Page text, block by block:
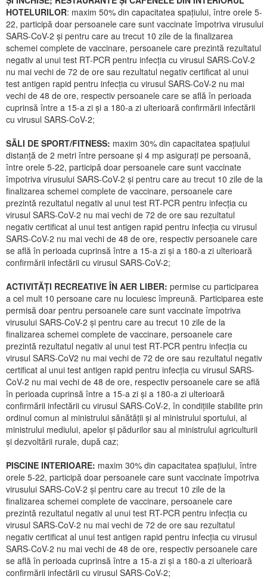
HOTELURILOR: maxim 50% din capacitatea spațiului, între orele 5-
22, participă doar persoanele care sunt vaccinate împotriva virusului
SARS-CoV-2 și pentru care au trecut 10 zile de la finalizarea
schemei complete de vaccinare, persoanele care prezintă rezultatul
negativ al unui test RT-PCR pentru infecția cu virusul SARS-CoV-2
nu mai vechi de 72 de ore sau rezultatul negativ certificat al unui
test antigen rapid pentru infecția cu virusul SARS-CoV-2 nu mai
vechi de 48 de ore, respectiv persoanele care se află în perioada
cuprinsă între a 15-a zi și a 180-a zi ulterioară confirmării infectării
cu virusul SARS-CoV-2;
SĂLI DE SPORT/FITNESS: maxim 30% din capacitatea spațiului
distanță de 2 metri între persoane și 4 mp asigurați pe persoană,
între orele 5-22, participă doar persoanele care sunt vaccinate
împotriva virusului SARS-CoV-2 și pentru care au trecut 10 zile de la
finalizarea schemei complete de vaccinare, persoanele care
prezintă rezultatul negativ al unui test RT-PCR pentru infecția cu
virusul SARS-CoV-2 nu mai vechi de 72 de ore sau rezultatul
negativ certificat al unui test antigen rapid pentru infecția cu virusul
SARS-CoV-2 nu mai vechi de 48 de ore, respectiv persoanele care
se află în perioada cuprinsă între a 15-a zi și a 180-a zi ulterioară
confirmării infectării cu virusul SARS-CoV-2;
ACTIVITĂȚI RECREATIVE ÎN AER LIBER: permise cu participarea
a cel mult 10 persoane care nu locuiesc împreună. Participarea este
permisă doar pentru persoanele care sunt vaccinate împotriva
virusului SARS-CoV-2 și pentru care au trecut 10 zile de la
finalizarea schemei complete de vaccinare, persoanele care
prezintă rezultatul negativ al unui test RT-PCR pentru infecția cu
virusul SARS-CoV2 nu mai vechi de 72 de ore sau rezultatul negativ
certificat al unui test antigen rapid pentru infecția cu virusul SARS-
CoV-2 nu mai vechi de 48 de ore, respectiv persoanele care se află
în perioada cuprinsă între a 15-a zi și a 180-a zi ulterioară
confirmării infectării cu virusul SARS-CoV-2, în condițiile stabilite prin
ordinul comun al ministrului sănătății și al ministrului sportului, al
ministrului mediului, apelor și pădurilor sau al ministrului agriculturii
și dezvoltării rurale, după caz;
PISCINE INTERIOARE: maxim 30% din capacitatea spațiului, între
orele 5-22, participă doar persoanele care sunt vaccinate împotriva
virusului SARS-CoV-2 și pentru care au trecut 10 zile de la
finalizarea schemei complete de vaccinare, persoanele care
prezintă rezultatul negativ al unui test RT-PCR pentru infecția cu
virusul SARS-CoV-2 nu mai vechi de 72 de ore sau rezultatul
negativ certificat al unui test antigen rapid pentru infecția cu virusul
SARS-CoV-2 nu mai vechi de 48 de ore, respectiv persoanele care
se află în perioada cuprinsă între a 15-a zi și a 180-a zi ulterioară
confirmării infectării cu virusul SARS-CoV-2;